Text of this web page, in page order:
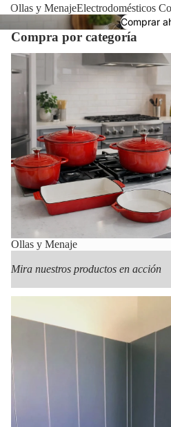
Ollas y MenajeElectrodomésticos
Comprar
Compra por categoría
Ollas y Menaje
Ollas y Menaje
Mira nuestros productos en acción